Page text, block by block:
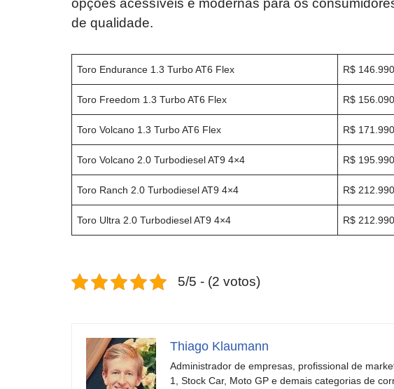
opções acessíveis e modernas para os
de qualidade.
Toro Endurance 1.3 Turbo AT6 Flex R$ 146.990
Toro Freedom 1.3 Turbo AT6 Flex R$ 156.090
Toro Volcano 1.3 Turbo AT6 Flex R$ 171.990
Toro Volcano 2.0 Turbodiesel AT9 4×4 R$ 195.990
Toro Ranch 2.0 Turbodiesel AT9 4×4 R$ 212.990
Toro Ultra 2.0 Turbodiesel AT9 4×4 R$ 212.990
5/5 - (2 votos)
Thiago Klaumann
Administrador de empresas, profissional de
1, Stock Car, Moto GP e demais categorias de